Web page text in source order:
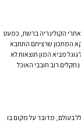
הקולינריה ברשת, כמעט
המתכון שרציתם התחבא
מביא המון תוצאות לא
רוב חובבי האוכל
בעולם, מדובר על מקום בו